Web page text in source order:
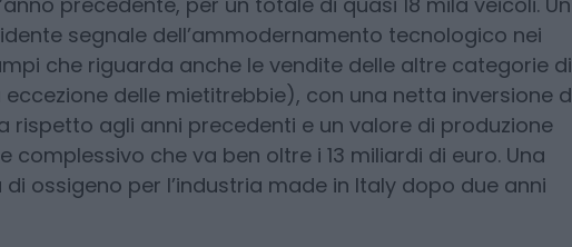
ingranano la marcia. Nel 2025 le immatricolazioni in
hanno fatto registrare unaumento del 14%rispetto
precedente, per un totale di quasi 18 mila veicoli. Un
segnale dell’ammodernamento tecnologico nei
che riguarda anche le vendite delle altre categorie di
eccezione delle mietitrebbie), con una netta inversione di
rispetto agli anni precedenti e un valore di produzione